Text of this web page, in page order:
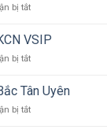
bị tắtở
vỏ
xe
ô
24h
Dương
VSIP
bị tắtở
vỏ
xe
ô
Tân Uyên
bị tắtở